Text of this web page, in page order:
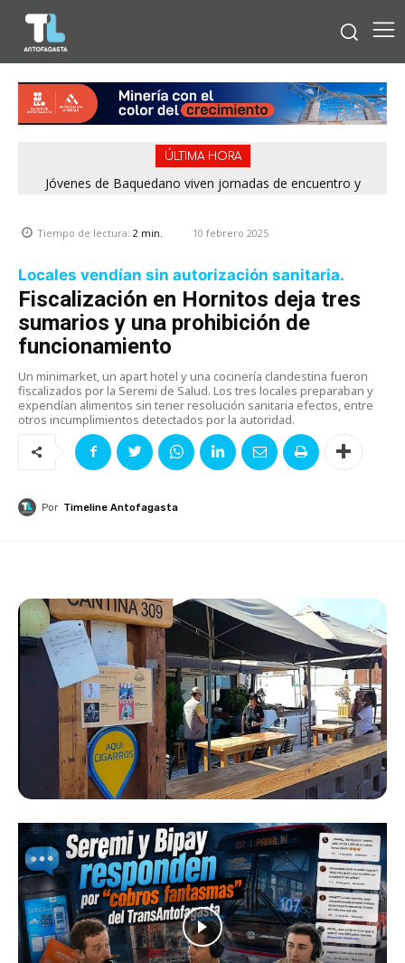
ÚLTIMA HORA
Jóvenes de Baquedano viven jornadas de encuentro y
Tiempo de lectura: 2 min. 10 febrero 2025
Locales vendían sin autorización sanitaria.
Fiscalización en Hornitos deja tres
sumarios y una prohibición de
funcionamiento
Un minimarket, un apart hotel y una cocinería clandestina fueron
fiscalizados por la Seremi de Salud. Los tres locales preparaban y
expendían alimentos sin tener resolución sanitaria efectos, entre
otros incumplimientos detectados por la autoridad.
Por Timeline Antofagasta